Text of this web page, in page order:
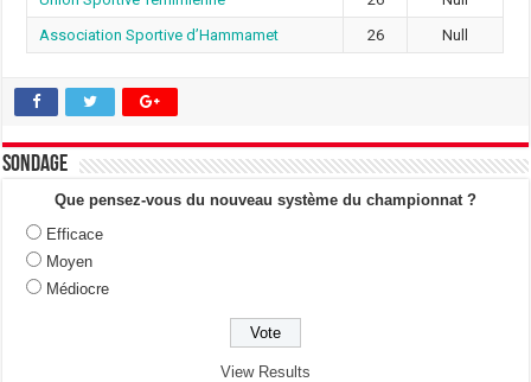
Association Sportive d’Hammamet
26 Null
Sondage
Que pensez-vous du nouveau système du championnat ?
Efficace
Moyen
Médiocre
View Results